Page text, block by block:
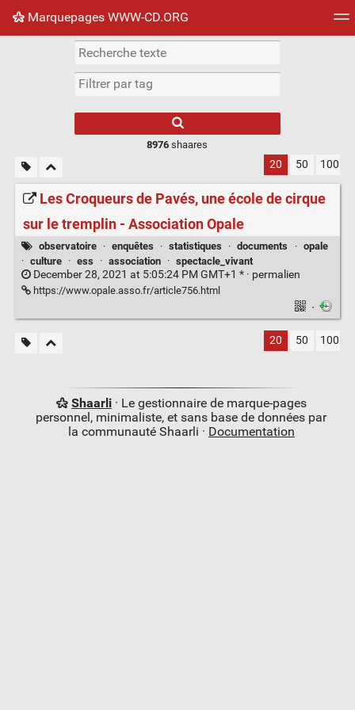
Marquepages WWW-CD.ORG
Nuage de tags Mur d'images
8976 shaares
20 50 100
Les Croqueurs de Pavés, une école de cirque
sur le tremplin - Association Opale
observatoire · enquêtes · statistiques · documents · opale
· culture · ess · association · spectacle_vivant
December 28, 2021 at 5:05:24 PM GMT+1 * · permalien
https://www.opale.asso.fr/article756.html
·
20 50 100
Shaarli· Le gestionnaire de marque-pages
personnel, minimaliste, et sans base de données par
la communauté Shaarli · Documentation